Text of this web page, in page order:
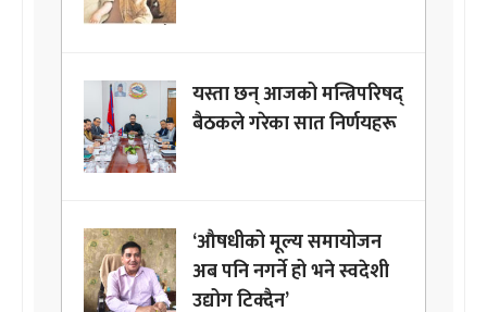
यस्ता छन् आजको मन्त्रिपरिषद्
बैठकले गरेका सात निर्णयहरू
‘औषधीको मूल्य समायोजन
अब पनि नगर्ने हो भने स्वदेशी
उद्योग टिक्दैन’